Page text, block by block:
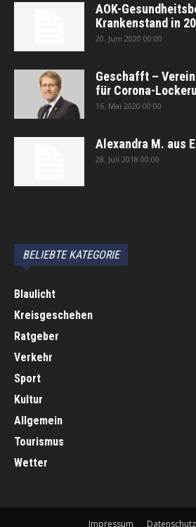
AOK-
Krankenstand in
20. Juni 2020 00:00
Geschafft –
für Corona-
16. Mai 2020 00:00
Alexandra M. aus
28. Juli 2018 00:00
BELIEBTE KATEGORIE
Blaulicht
Kreisgeschehen
Ratgeber
Verkehr
Sport
Kultur
Allgemein
Tourismus
Wetter
Impressum Datenschutz